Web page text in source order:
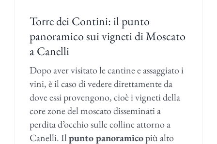
Torre dei Contini: il punto
panoramico sui vigneti di Moscato
a Canelli
Dopo aver visitato le cantine e assaggiato i
vini, è il caso di vedere direttamente da
dove essi provengono, cioè i vigneti della
core zone del moscato disseminati a
perdita d’occhio sulle colline attorno a
Canelli. Ilpunto panoramicopiù alto